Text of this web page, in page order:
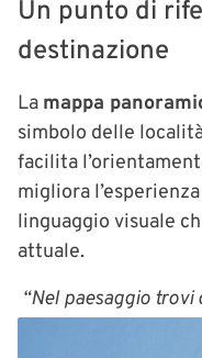
Un punto di
destinazione
La mappa
simbolo delle
facilita
migliora
linguaggio visuale
attuale.
“Nel paesaggio trovi